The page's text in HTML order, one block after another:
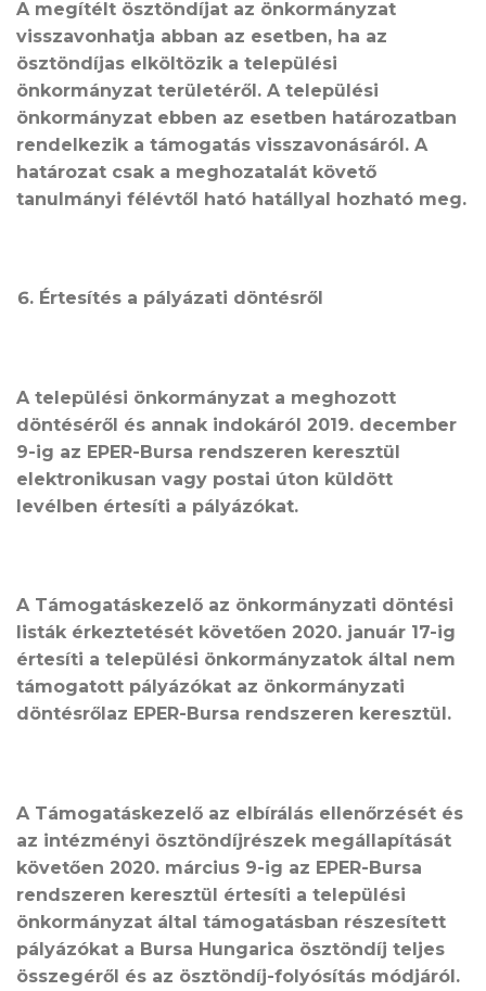
A megítélt ösztöndíjat az önkormányzat
visszavonhatja abban az esetben, ha az
ösztöndíjas elköltözik a települési
önkormányzat területéről. A települési
önkormányzat ebben az esetben határozatban
rendelkezik a támogatás visszavonásáról. A
határozat csak a meghozatalát követő
tanulmányi félévtől ható hatállyal hozható meg.
Értesítés a pályázati döntésről
A települési önkormányzat a meghozott
döntéséről és annak indokáról 2019. december
9-ig az EPER-Bursa rendszeren keresztül
elektronikusan vagy postai úton küldött
levélben értesíti a pályázókat.
A Támogatáskezelő az önkormányzati döntési
listák érkeztetését követően 2020. január 17-ig
értesíti a települési önkormányzatok által nem
támogatott pályázókat az önkormányzati
döntésrőlaz EPER-Bursa rendszeren keresztül.
A Támogatáskezelő az elbírálás ellenőrzését és
az intézményi ösztöndíjrészek megállapítását
követően 2020. március 9-ig az EPER-Bursa
rendszeren keresztül értesíti a települési
önkormányzat által támogatásban részesített
pályázókat a Bursa Hungarica ösztöndíj teljes
összegéről és az ösztöndíj-folyósítás módjáról.